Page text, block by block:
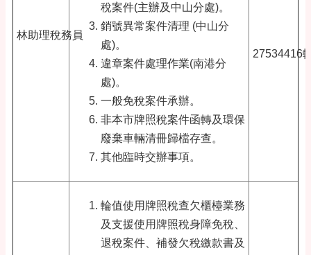
林助理稅務員
稅案件(主辦及中山分處)。
銷號異常案件清理 (中山分
處)。
違章案件處理作業(南港分
處)。
一般免稅案件承辦。
非本市牌照稅案件函轉及環保
廢棄車輛清冊歸檔存查。
其他臨時交辦事項。
27534416
輪值使用牌照稅查欠櫃檯業務
及支援使用牌照稅身障免稅、
退稅案件、補發欠稅繳款書及